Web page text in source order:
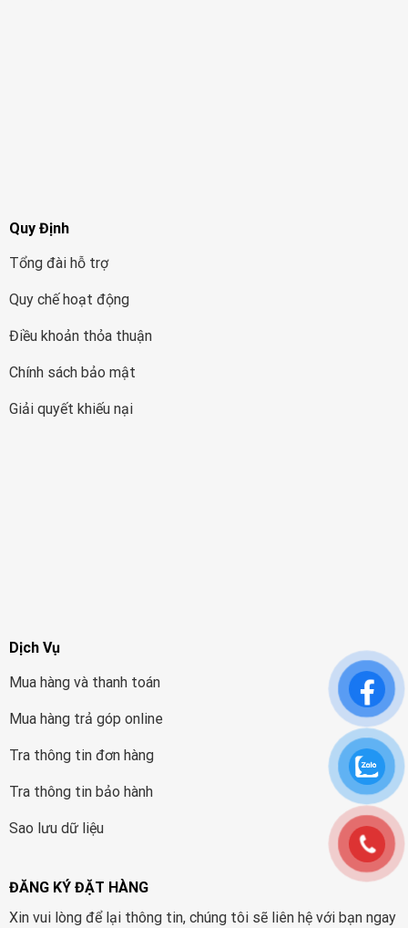
Quy Định
Tổng đài hỗ trợ
Quy chế hoạt động
Điều khoản thỏa thuận
Chính sách bảo mật
Giải quyết khiếu nại
Dịch Vụ
Mua hàng và thanh toán
Mua hàng trả góp online
Tra thông tin đơn hàng
Tra thông tin bảo hành
Sao lưu dữ liệu
ĐĂNG KÝ ĐẶT HÀNG
Xin vui lòng để lại thông tin, chúng tôi sẽ liên hệ với bạn ngay